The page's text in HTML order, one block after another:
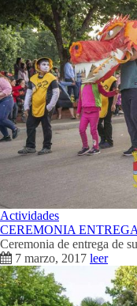
Actividades
CEREMONIA
Ceremonia de entrega de
7 marzo, 2017 leer